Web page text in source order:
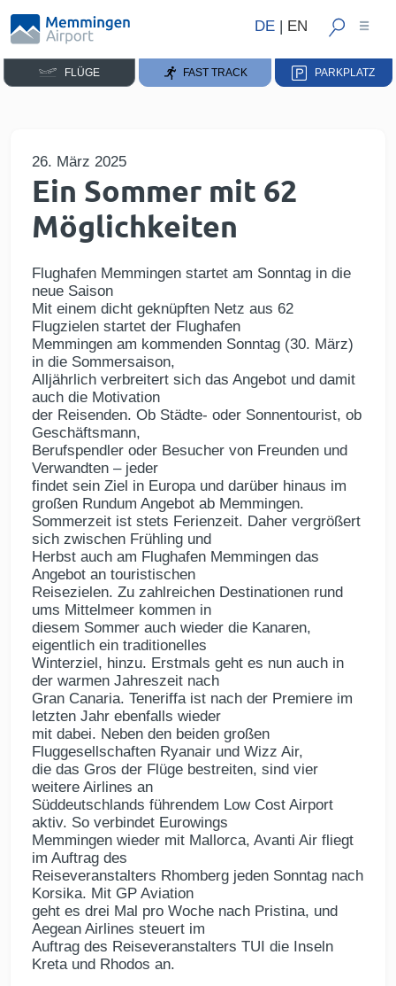
DE | EN
FLÜGE FAST TRACK PARKPLATZ
26. März 2025
Ein Sommer mit 62
Möglichkeiten
Flughafen Memmingen startet am Sonntag in die
neue Saison
Mit einem dicht geknüpften Netz aus 62
Flugzielen startet der Flughafen
Memmingen am kommenden Sonntag (30. März)
in die Sommersaison,
Alljährlich verbreitert sich das Angebot und damit
auch die Motivation
der Reisenden. Ob Städte- oder Sonnentourist, ob
Geschäftsmann,
Berufspendler oder Besucher von Freunden und
Verwandten – jeder
findet sein Ziel in Europa und darüber hinaus im
großen Rundum Angebot ab Memmingen.
Sommerzeit ist stets Ferienzeit. Daher vergrößert
sich zwischen Frühling und
Herbst auch am Flughafen Memmingen das
Angebot an touristischen
Reisezielen. Zu zahlreichen Destinationen rund
ums Mittelmeer kommen in
diesem Sommer auch wieder die Kanaren,
eigentlich ein traditionelles
Winterziel, hinzu. Erstmals geht es nun auch in
der warmen Jahreszeit nach
Gran Canaria. Teneriffa ist nach der Premiere im
letzten Jahr ebenfalls wieder
mit dabei. Neben den beiden großen
Fluggesellschaften Ryanair und Wizz Air,
die das Gros der Flüge bestreiten, sind vier
weitere Airlines an
Süddeutschlands führendem Low Cost Airport
aktiv. So verbindet Eurowings
Memmingen wieder mit Mallorca, Avanti Air fliegt
im Auftrag des
Reiseveranstalters Rhomberg jeden Sonntag nach
Korsika. Mit GP Aviation
geht es drei Mal pro Woche nach Pristina, und
Aegean Airlines steuert im
Auftrag des Reiseveranstalters TUI die Inseln
Kreta und Rhodos an.